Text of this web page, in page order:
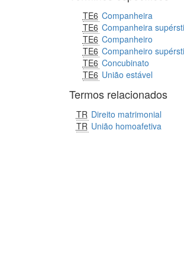
TE6 Companheira
TE6 Companheira
TE6 Companheiro
TE6 Companheiro
TE6 Concubinato
TE6 União estável
Termos relacionados
TR Direito matrimonial
TR União homoafetiva